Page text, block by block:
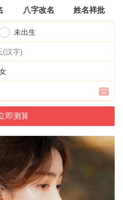
八字改名 姓名祥批
未出生